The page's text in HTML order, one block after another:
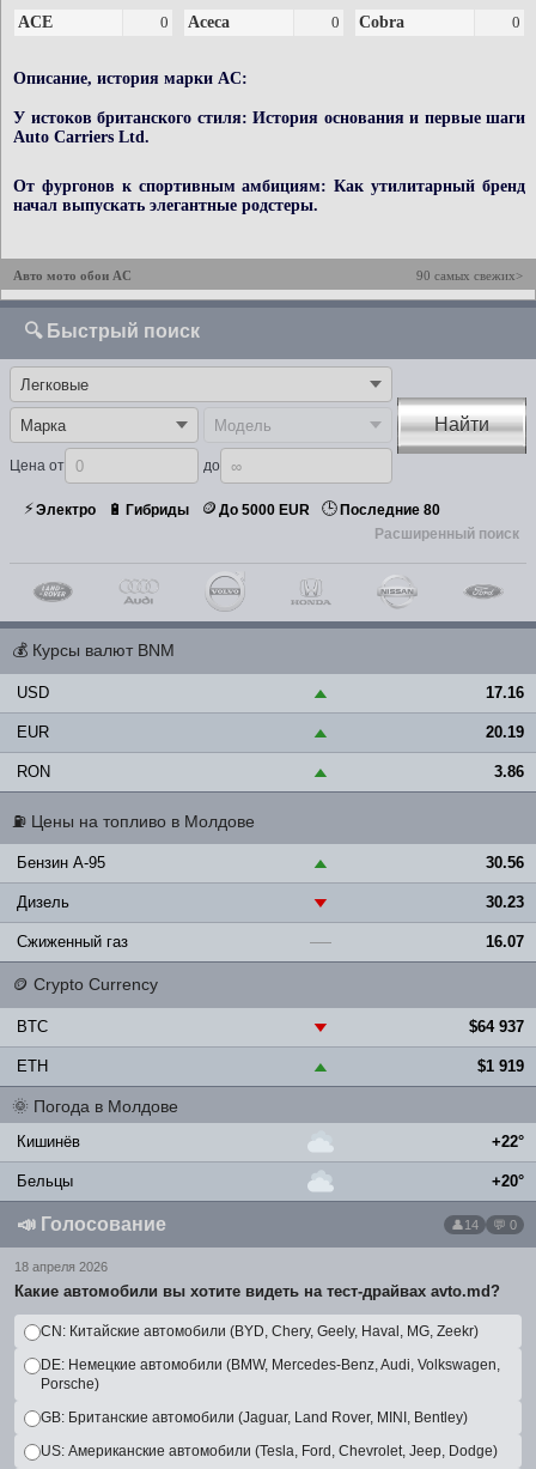
ACE
0 Aceca 0 Cobra 0
Описание, история марки AC:
У истоков британского стиля: История основания и первые шаги
Auto Carriers Ltd.
От фургонов к спортивным амбициям: Как утилитарный бренд
начал выпускать элегантные родстеры.
Авто мото обои AC 90 самых свежих>
🔍 Быстрый поиск
Цена от до
Найти
⚡Электро 🔋 Гибриды 🪙 До 5000 EUR 🕒 Последние 80
Расширенный поиск
💰 Курсы валют BNM
USD ▲ 17.16
EUR ▲ 20.19
RON ▲ 3.86
⛽ Цены на топливо в Молдове
Бензин A-95 ▲ 30.56
Дизель ▼ 30.23
Сжиженный газ — 16.07
🪙 Crypto Currency
BTC ▼ $64 937
ETH ▲ $1 919
🌞 Погода в Молдове
Кишинёв +22°
Бельцы +20°
📣 Голосование 14 💬 0
18 апреля 2026
Какие автомобили вы хотите видеть на тест-драйвах avto.md?
CN: Китайские автомобили (BYD, Chery, Geely, Haval, MG, Zeekr)
DE: Немецкие автомобили (BMW, Mercedes-Benz, Audi, Volkswagen,
Porsche)
GB: Британские автомобили (Jaguar, Land Rover, MINI, Bentley)
US: Американские автомобили (Tesla, Ford, Chevrolet, Jeep, Dodge)